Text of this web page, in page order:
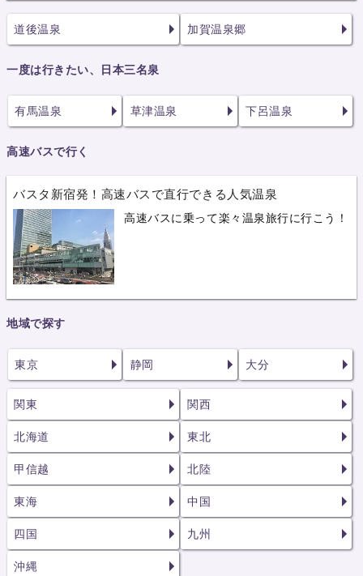
道後温泉 加賀温泉郷
一度は行きたい、日本三名泉
有馬温泉 草津温泉 下呂温泉
高速バスで行く
バスタ新宿発！高速バスで直行できる人気温泉
高速バスに乗って楽々温泉旅行に行こう！
地域で探す
東京 静岡 大分
関東 関西
北海道 東北
甲信越 北陸
東海 中国
四国 九州
沖縄